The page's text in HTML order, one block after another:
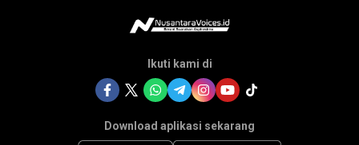
Ikuti kami di
Download aplikasi sekarang